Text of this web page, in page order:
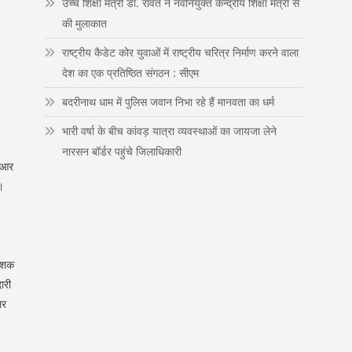
आर
n
की मुलाकात
राष्ट्रीय कैडेट कोर युवाओं में राष्ट्रीय चरित्र निर्माण करने वाला
देश का एक प्रतिष्ठित संगठन : सीएम
बदरीनाथ धाम में पुलिस जवान निभा रहे हैं मानवता का धर्म
भारी वर्षा के बीच कांवड़ यात्रा व्यवस्थाओं का जायजा लेने
नारसन बॉर्डर पहुंचे जिलाधिकारी